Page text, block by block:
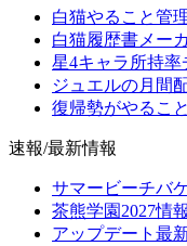
白猫やること管
白猫履歴書メー
星4キャラ所持率
ジュエルの月間
復帰勢がやるこ
速報/最新情報
サマービーチバ
茶熊学園2027情
アップデート最